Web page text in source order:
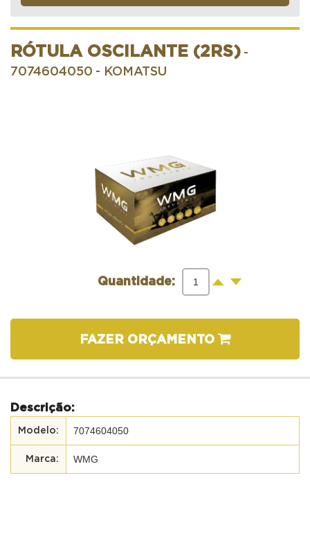
RÓTULA OSCILANTE (2RS) -
7074604050 - KOMATSU
Quantidade: + -
FAZER ORÇAMENTO
Descrição:
7074604050
WMG